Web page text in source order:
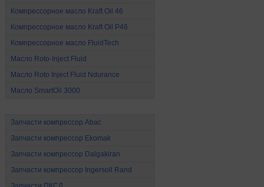
Компрессорное масло Kraft Oil 46
Компрессорное масло Kraft Oil P46
Компрессорное масло FluidTech
Mасло Roto-Inject Fluid
Mасло Roto Inject Fluid Ndurance
Масло SmartOil 3000
Запчасти компрессор Abac
Запчасти компрессор Ekomak
Запчасти компрессор Dalgakiran
Запчасти компрессор Ingersoll Rand